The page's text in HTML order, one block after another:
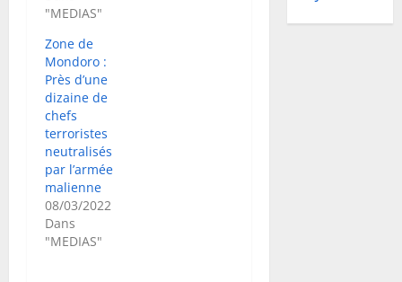
"MEDIAS"
Zone de
Mondoro :
Près d’une
dizaine de
chefs
terroristes
neutralisés
par l’armée
malienne
08/03/2022
Dans
"MEDIAS"